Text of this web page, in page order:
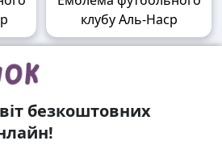
клубу Аль-Наср
безкоштовних